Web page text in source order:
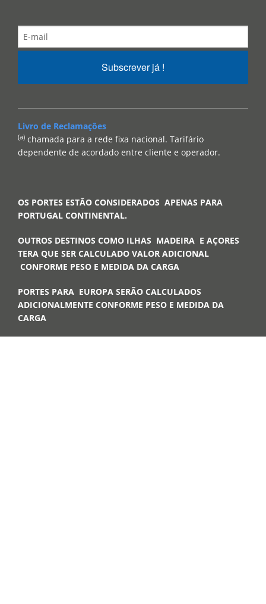
Subscrever já !
Livro de Reclamações
(a) chamada para a rede fixa nacional. Tarifário
dependente de acordado entre cliente e operador.
OS PORTES ESTÃO CONSIDERADOS APENAS PARA
PORTUGAL CONTINENTAL.
OUTROS DESTINOS COMO ILHAS MADEIRA E AÇORES
TERA QUE SER CALCULADO VALOR ADICIONAL
CONFORME PESO E MEDIDA DA CARGA
PORTES PARA EUROPA SERÃO CALCULADOS
ADICIONALMENTE CONFORME PESO E MEDIDA DA
CARGA